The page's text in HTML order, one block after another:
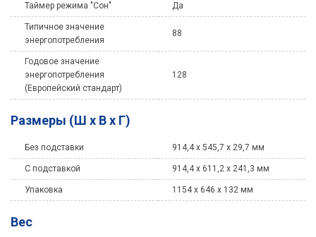
Таймер режима "Сон" Да
Типичное значение
энергопотребления
88
Годовое значение
энергопотребления
(Европейский стандарт)
128
Размеры (Ш х В х Г)
Без подставки 914,4 x 545,7 x 29,7 мм
C подставкой 914,4 x 611,2 x 241,3 мм
Упаковка 1154 x 646 x 132 мм
Вес